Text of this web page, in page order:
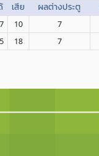
เสีย ผลต่างประตู
10 7
18 7